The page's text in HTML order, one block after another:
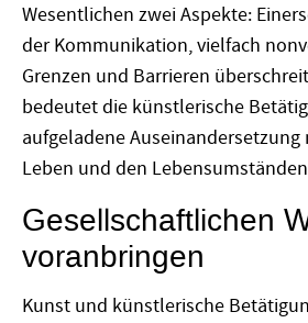
Wesentlichen zwei Aspekte:
der Kommunikation, vielfach
Grenzen und Barrieren
bedeutet die künstlerische
aufgeladene
Leben und den
Gesellschaftlichen
voranbringen
Kunst und künstlerische